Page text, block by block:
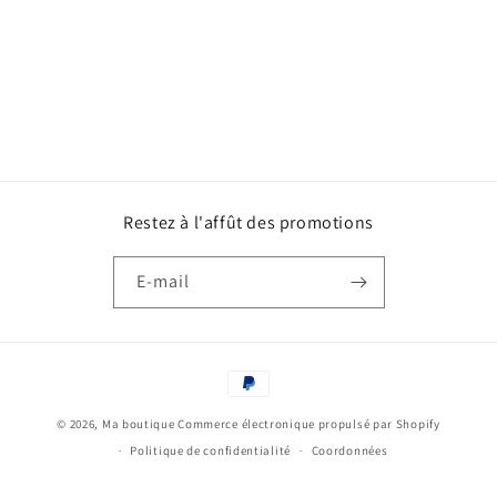
Restez à l'affût des promotions
E-mail
Moyens
paiement
© 2026, Ma boutique Commerce électronique propulsé par Shopify
Politique de confidentialité
Coordonnées